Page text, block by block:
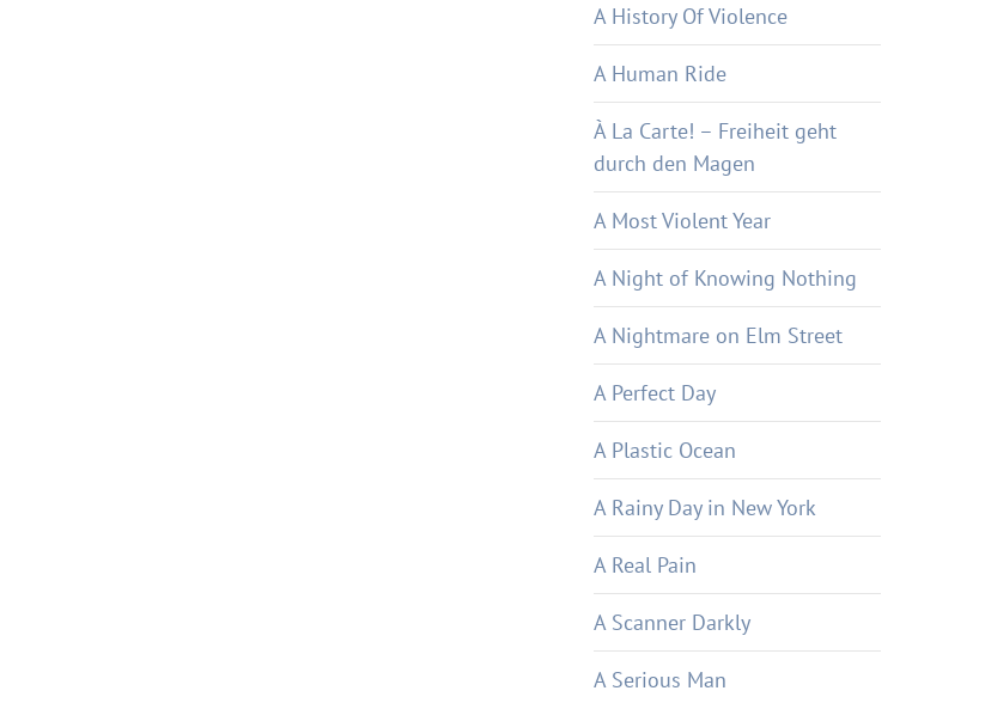
A History Of Violence
A Human Ride
À La Carte! – Freiheit geht
durch den Magen
A Most Violent Year
A Night of Knowing Nothing
A Nightmare on Elm Street
A Perfect Day
A Plastic Ocean
A Rainy Day in New York
A Real Pain
A Scanner Darkly
A Serious Man